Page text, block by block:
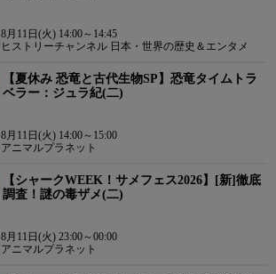
8月11日(火) 14:00～14:45
ヒストリーチャンネル 日本・世界の歴史＆エンタメ
【夏休み 恐竜と古代生物SP】恐竜タイムトラ
ベラー：ジュラ紀(二)
8月11日(火) 14:00～15:00
アニマルプラネット
【シャークWEEK！サメフェス2026】[新]徹底
調査！謎の毒ザメ(二)
8月11日(火) 23:00～00:00
アニマルプラネット